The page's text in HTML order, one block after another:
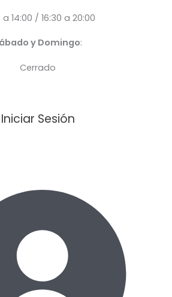
a 14:00 / 16:30 a 20:00
y Domingo:
Cerrado
Iniciar Sesión